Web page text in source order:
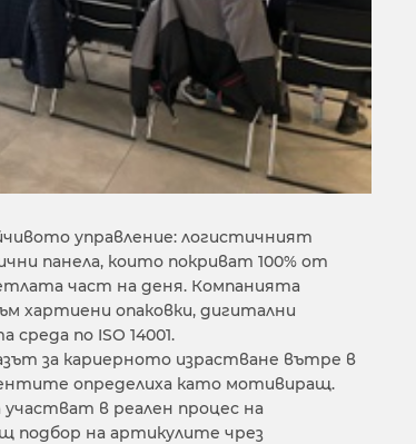
управление: логистичният
панела, които покриват 100% от
част на деня. Компанията
хартиени опаковки, дигитални
по ISO 14001.
за кариерното израстване вътре в
определиха като мотивиращ.
в реален процес на
подбор на артикулите чрез